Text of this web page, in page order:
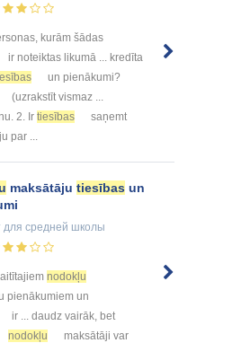
kurām šādas
ir noteiktas likumā ... kredīta
un pienākumi?
(uzrakstīt vismaz ...
2. Ir tiesības
saņemt
par ...
maksātāju tiesības un
для средней школы
nodokļu
pienākumiem un
ir ... daudz vairāk, bet
nodokļu
maksātāji var